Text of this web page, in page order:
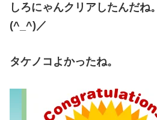
しろにゃんクリアしたんだ
(^_^)／
タケノコよかったね。